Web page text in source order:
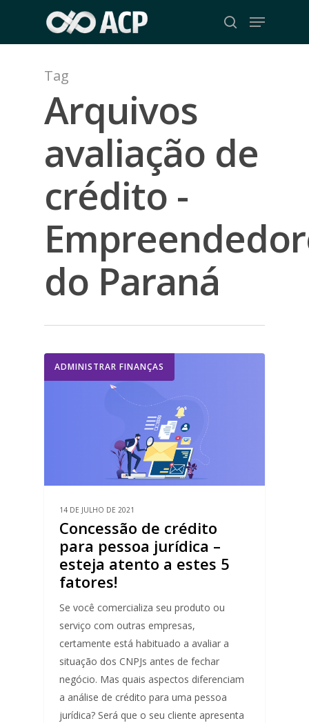
main
search
Menu
Tag
Arquivos
avaliação de
crédito -
do Paraná
ADMINISTRAR FINANÇAS
14 DE JULHO DE 2021
Concessão de crédito
para pessoa jurídica –
esteja atento a estes 5
fatores!
Se você comercializa seu produto ou
serviço com outras empresas,
certamente está habituado a avaliar a
situação dos CNPJs antes de fechar
negócio. Mas quais aspectos diferenciam
a análise de crédito para uma pessoa
jurídica? Será que o seu cliente apresenta
Close